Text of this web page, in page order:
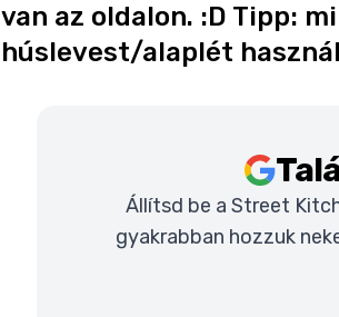
van az oldalon. :D Tipp:
húslevest/alaplét
Állítsd be a Street
gyakrabban hozzuk